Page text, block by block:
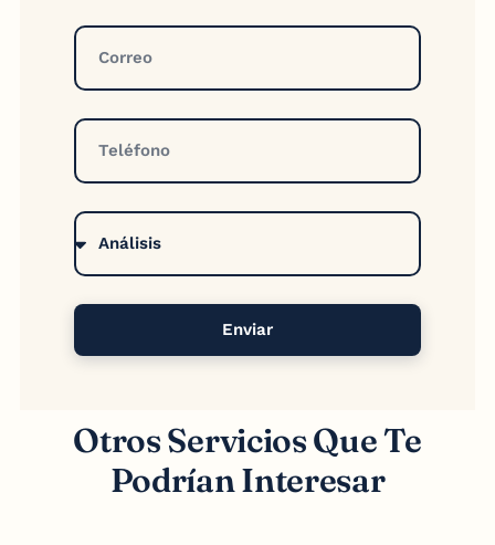
Enviar
Otros Servicios Que Te
Podrían Interesar